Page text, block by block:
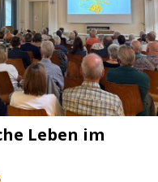
Leben im